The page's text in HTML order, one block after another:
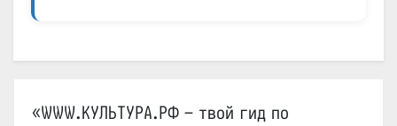
«WWW.КУЛЬТУРА.РФ – твой гид по